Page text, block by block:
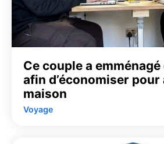
Ce couple a
afin d’économiser
maison
Voyage